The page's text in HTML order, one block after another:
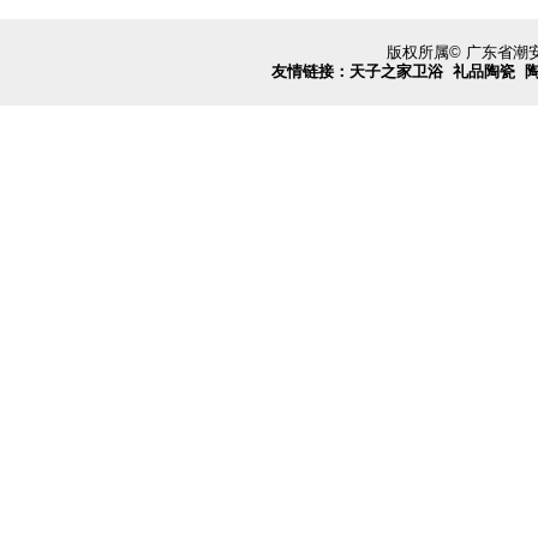
版权所属© 广东省潮
友情链接： 天子之家卫浴 礼品陶瓷